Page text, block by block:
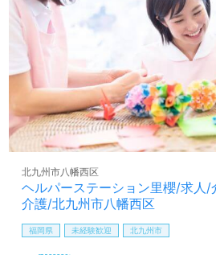
ヘルパーステーション里櫻/求人
介護/北九州市八幡西区
北九州市八幡西区
福岡県 未経験歓迎 北九州市